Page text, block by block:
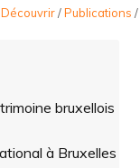
Découvrir/Publications /
bruxellois
à Bruxelles